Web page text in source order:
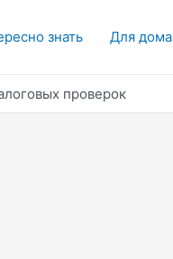
знать Для дома
проверок